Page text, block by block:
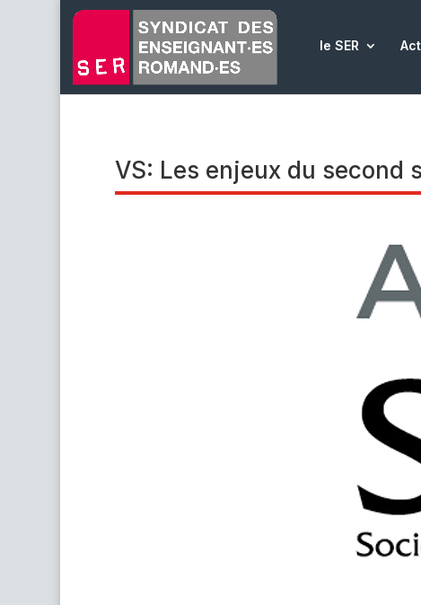
le SER
VS: Les enjeux du second